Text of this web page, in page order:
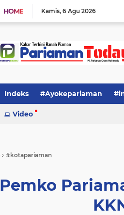
HOME Kamis 6 Agu 2026
Indeks #Ayokepariaman
Video
› #kotapariaman
Pemko